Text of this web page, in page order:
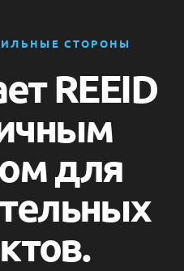
СТОРОНЫ
REEID
для